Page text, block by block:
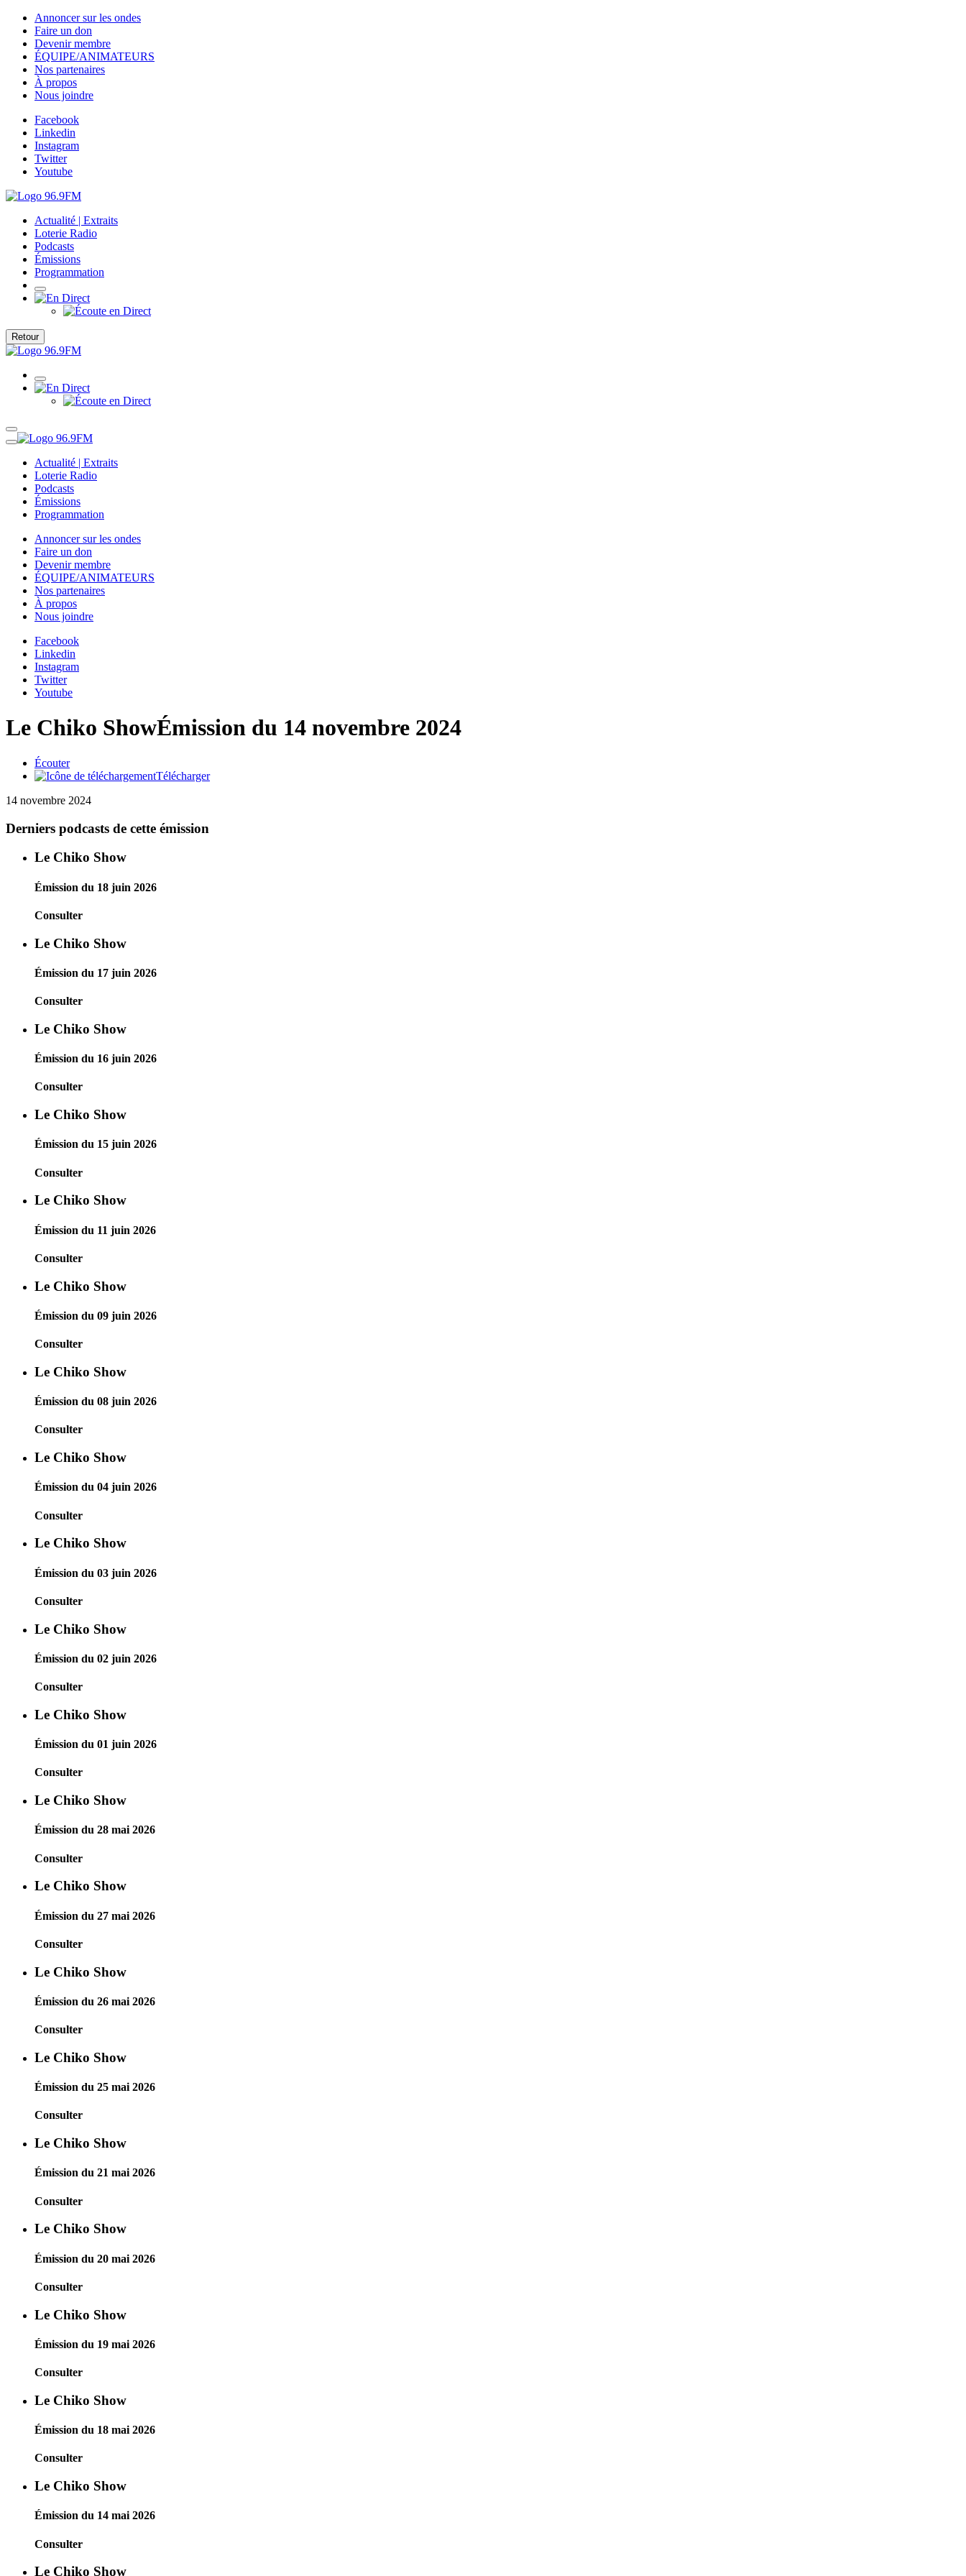
Annoncer sur les ondes
Faire un don
Devenir membre
ÉQUIPE/ANIMATEURS
Nos partenaires
À propos
Nous joindre
Facebook
Linkedin
Instagram
Twitter
Youtube
Actualité | Extraits
Loterie Radio
Podcasts
Émissions
Programmation
Retour
Actualité | Extraits
Loterie Radio
Podcasts
Émissions
Programmation
Annoncer sur les ondes
Faire un don
Devenir membre
ÉQUIPE/ANIMATEURS
Nos partenaires
À propos
Nous joindre
Facebook
Linkedin
Instagram
Twitter
Youtube
Le Chiko ShowÉmission du 14 novembre 2024
Écouter
Télécharger
14 novembre 2024
Derniers podcasts de cette émission
Le Chiko Show
Émission du 18 juin 2026
Consulter
Le Chiko Show
Émission du 17 juin 2026
Consulter
Le Chiko Show
Émission du 16 juin 2026
Consulter
Le Chiko Show
Émission du 15 juin 2026
Consulter
Le Chiko Show
Émission du 11 juin 2026
Consulter
Le Chiko Show
Émission du 09 juin 2026
Consulter
Le Chiko Show
Émission du 08 juin 2026
Consulter
Le Chiko Show
Émission du 04 juin 2026
Consulter
Le Chiko Show
Émission du 03 juin 2026
Consulter
Le Chiko Show
Émission du 02 juin 2026
Consulter
Le Chiko Show
Émission du 01 juin 2026
Consulter
Le Chiko Show
Émission du 28 mai 2026
Consulter
Le Chiko Show
Émission du 27 mai 2026
Consulter
Le Chiko Show
Émission du 26 mai 2026
Consulter
Le Chiko Show
Émission du 25 mai 2026
Consulter
Le Chiko Show
Émission du 21 mai 2026
Consulter
Le Chiko Show
Émission du 20 mai 2026
Consulter
Le Chiko Show
Émission du 19 mai 2026
Consulter
Le Chiko Show
Émission du 18 mai 2026
Consulter
Le Chiko Show
Émission du 14 mai 2026
Consulter
Le Chiko Show